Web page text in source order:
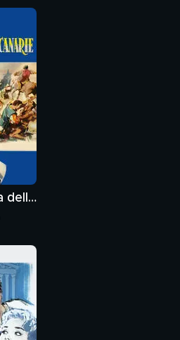
La principessa delle Canarie